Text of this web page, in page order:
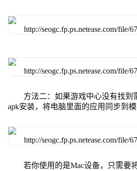
方法二：如果游戏中心没有找到
apk安装，将电脑里面的应用同步到模
若你使用的是Mac设备，只需要